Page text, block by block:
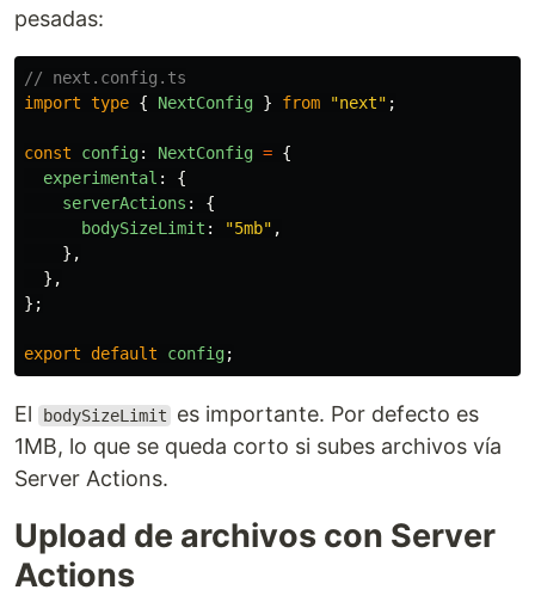
pesadas:
// next.config.ts
import type { NextConfig } from "next" ;
const config: NextConfig = {
experimental :
{
serverActions :
{
bodySizeLimit : "5mb" ,
},
},
};
export default config;
El bodySizeLimit
es importante. Por defecto es
1MB, lo que se queda corto si subes archivos vía
Server Actions.
Upload de archivos con Server
Actions